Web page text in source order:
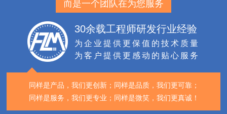
而是一个团队在为您服务
30余载工程师研发行业经验
为企业提供更保值的技术质量
为客户提供更感动的贴心服务
同样是产品，我们更创新； 同样是品质，我们更可靠；
同样是服务，我们更专业； 同样是微笑，我们更真诚！